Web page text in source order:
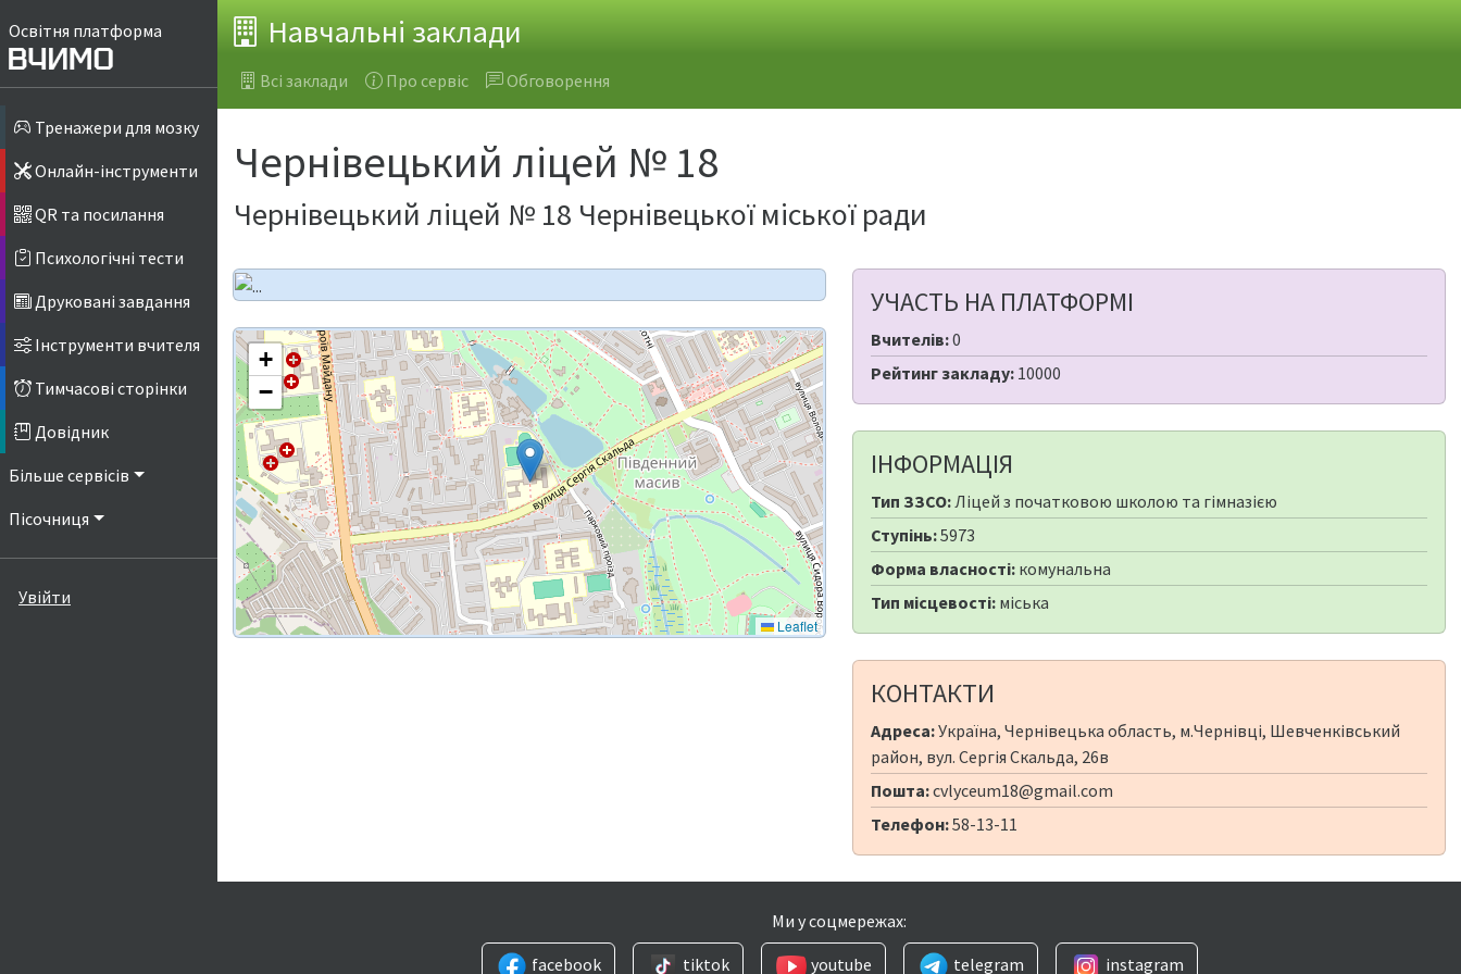
Освітня платформа
Тренажери для мозку
Онлайн-інструменти
QR та посилання
Психологічні тести
Друковані завдання
Інструменти вчителя
Тимчасові сторінки
Довідник
Більше сервісів
Пісочниця
Увійти
Навчальні заклади
Всі заклади Про сервіс Обговорення
Чернівецький ліцей № 18
Чернівецький ліцей № 18 Чернівецької міської ради
+
−
Leaflet
УЧАСТЬ НА ПЛАТФОРМІ
Вчителів:0
Рейтинг закладу: 10000
ІНФОРМАЦІЯ
Тип ЗЗСО:Ліцей з початковою школою та гімназією
Ступінь:5973
Форма власності: комунальна
Тип місцевості: міська
КОНТАКТИ
Адреса:Україна, Чернівецька область, м.Чернівці, Шевченківський
район, вул. Сергія Скальда, 26в
Пошта:cvlyceum18@gmail.com
Телефон:58-13-11
Ми у соцмережах:
facebook
tiktok youtube telegram instagram